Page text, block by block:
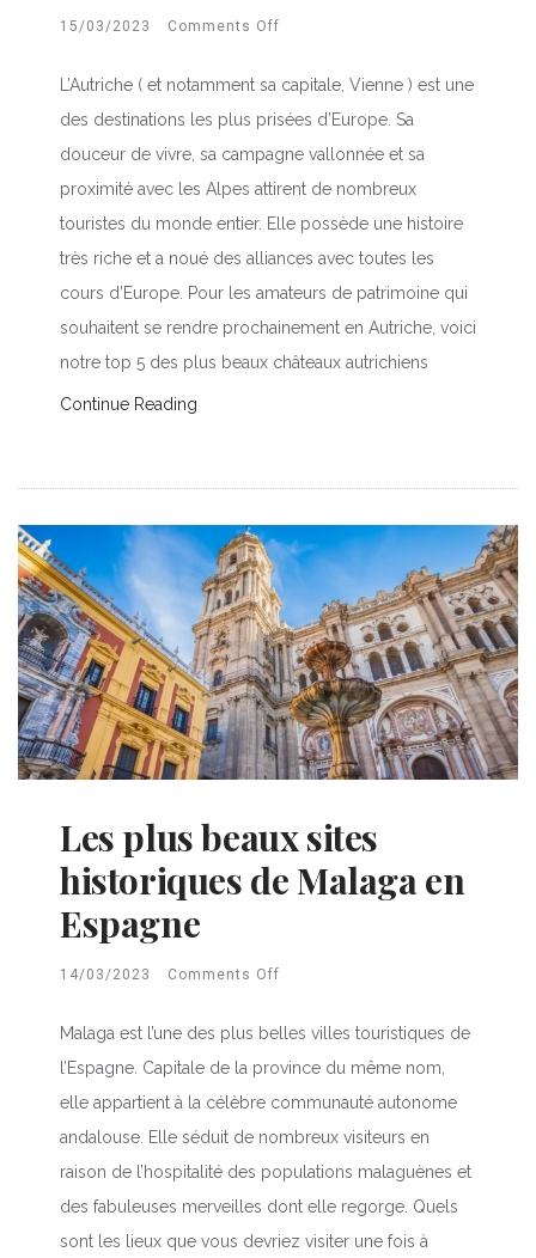
15/03/2023 Comments Off
L’Autriche ( et notamment sa capitale, Vienne ) est une
des destinations les plus prisées d’Europe. Sa
douceur de vivre, sa campagne vallonnée et sa
proximité avec les Alpes attirent de nombreux
touristes du monde entier. Elle possède une histoire
très riche et a noué des alliances avec toutes les
cours d’Europe. Pour les amateurs de patrimoine qui
souhaitent se rendre prochainement en Autriche, voici
notre top 5 des plus beaux châteaux autrichiens
Continue Reading
Les plus beaux sites
historiques de Malaga en
Espagne
14/03/2023 Comments Off
Malaga est l’une des plus belles villes touristiques de
l’Espagne. Capitale de la province du même nom,
elle appartient à la célèbre communauté autonome
andalouse. Elle séduit de nombreux visiteurs en
raison de l’hospitalité des populations malaguènes et
des fabuleuses merveilles dont elle regorge. Quels
sont les lieux que vous devriez visiter une fois à